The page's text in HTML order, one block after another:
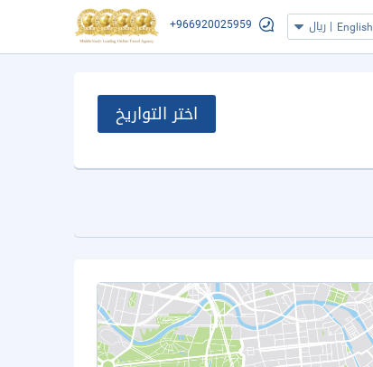
English
| ريال +966920025959
اختر التواريخ